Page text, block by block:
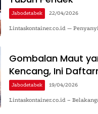
Jabodetabek 22/04/2026
Lintaskontainer.co.id —
Gombalan Maut
Kencang, Ini
Jabodetabek 19/04/2026
Lintaskontainer.co.id –